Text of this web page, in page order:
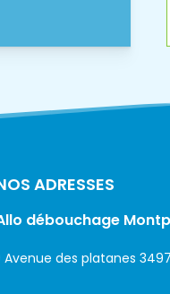
ADRESSES
débouchage
Avenue des platanes